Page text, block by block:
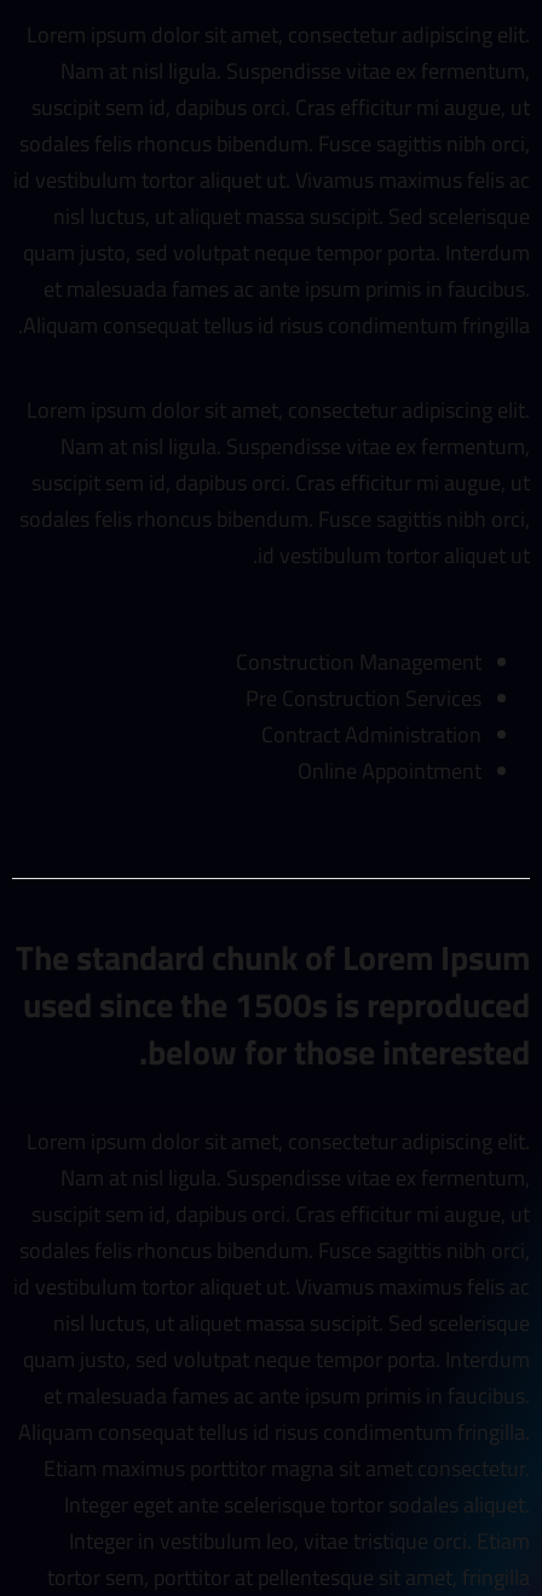
Lorem ipsum dolor sit amet, consectetur adipiscing elit.
Nam at nisl ligula. Suspendisse vitae ex fermentum,
suscipit sem id, dapibus orci. Cras efficitur mi augue, ut
sodales felis rhoncus bibendum. Fusce sagittis nibh orci,
id vestibulum tortor aliquet ut. Vivamus maximus felis ac
nisl luctus, ut aliquet massa suscipit. Sed scelerisque
quam justo, sed volutpat neque tempor porta. Interdum
et malesuada fames ac ante ipsum primis in faucibus.
Aliquam consequat tellus id risus condimentum fringilla.
Lorem ipsum dolor sit amet, consectetur adipiscing elit.
Nam at nisl ligula. Suspendisse vitae ex fermentum,
suscipit sem id, dapibus orci. Cras efficitur mi augue, ut
sodales felis rhoncus bibendum. Fusce sagittis nibh orci,
id vestibulum tortor aliquet ut.
Construction Management
Pre Construction Services
Contract Administration
Online Appointment
The standard chunk of Lorem Ipsum
used since the 1500s is reproduced
below for those interested.
Lorem ipsum dolor sit amet, consectetur adipiscing elit.
Nam at nisl ligula. Suspendisse vitae ex fermentum,
suscipit sem id, dapibus orci. Cras efficitur mi augue, ut
sodales felis rhoncus bibendum. Fusce sagittis nibh orci,
id vestibulum tortor aliquet ut. Vivamus maximus felis ac
nisl luctus, ut aliquet massa suscipit. Sed scelerisque
quam justo, sed volutpat neque tempor porta. Interdum
et malesuada fames ac ante ipsum primis in faucibus.
Aliquam consequat tellus id risus condimentum fringilla.
Etiam maximus porttitor magna sit amet consectetur.
Integer eget ante scelerisque tortor sodales aliquet.
Integer in vestibulum leo, vitae tristique orci. Etiam
tortor sem, porttitor at pellentesque sit amet, fringilla